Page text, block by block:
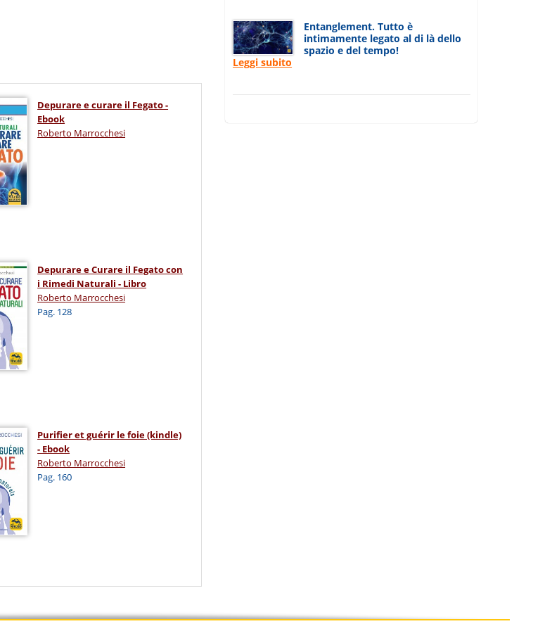
Depurare e curare il Fegato -
Ebook
Roberto Marrocchesi
Depurare e Curare il Fegato con
i Rimedi Naturali - Libro
Roberto Marrocchesi
Pag. 128
Purifier et guérir le foie (kindle)
- Ebook
Roberto Marrocchesi
Pag. 160
Entanglement. Tutto è
intimamente legato al di là dello
spazio e del tempo!
Leggi subito